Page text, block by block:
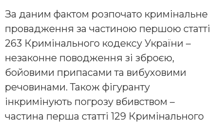
За даним фактом розпочато кримінальне
провадження за частиною першою статті
263 Кримінального кодексу України –
незаконне поводження зі зброєю,
бойовими припасами та вибуховими
речовинами. Також фігуранту
інкримінують погрозу вбивством –
частина перша статті 129 Кримінального